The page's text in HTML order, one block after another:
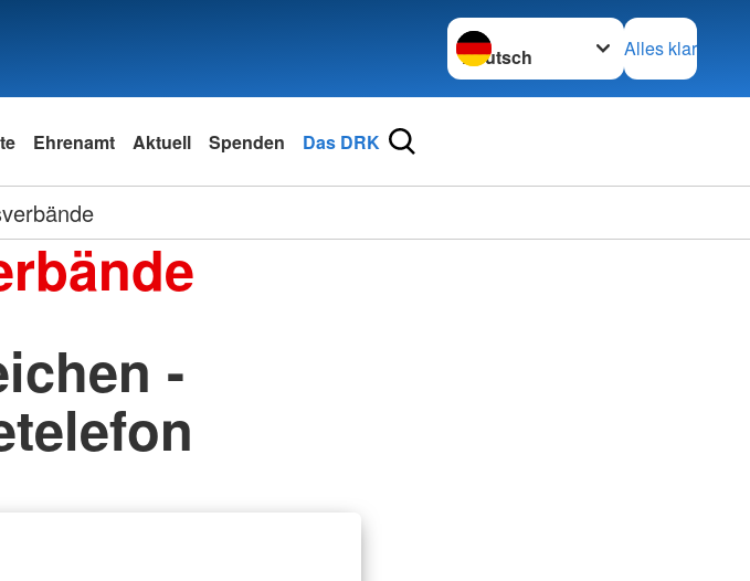
Sprache wechseln zu
Alles klar
Ehrenamt Aktuell Spenden Das DRK
-